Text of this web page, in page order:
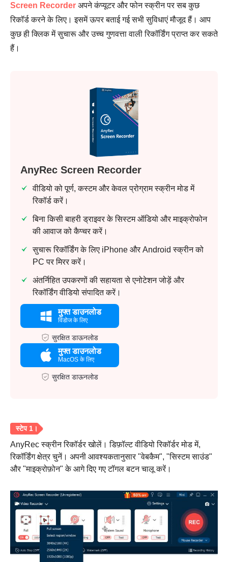
Screen Recorder अपने कंप्यूटर और फोन स्क्रीन पर सब कुछ
रिकॉर्ड करने के लिए। इसमें ऊपर बताई गई सभी सुविधाएं मौजूद हैं। आप
कुछ ही क्लिक में सुचारू और उच्च गुणवत्ता वाली रिकॉर्डिंग प्राप्त कर सकते
हैं।
AnyRec Screen Recorder
वीडियो को पूर्ण, कस्टम और केवल प्रोग्राम स्क्रीन मोड में
रिकॉर्ड करें।
बिना किसी बाहरी ड्राइवर के सिस्टम ऑडियो और माइक्रोफोन
की आवाज को कैप्चर करें।
सुचारू रिकॉर्डिंग के लिए iPhone और Android स्क्रीन को
PC पर मिरर करें।
अंतर्निहित उपकरणों की सहायता से एनोटेशन जोड़ें और
रिकॉर्डिंग वीडियो संपादित करें।
मुफ्त डाउनलोड
विंडोज के लिए
सुरक्षित डाऊनलोड
मुफ्त डाउनलोड
MacOS के लिए
सुरक्षित डाऊनलोड
AnyRec स्क्रीन रिकॉर्डर खोलें। डिफ़ॉल्ट वीडियो रिकॉर्डर मोड में,
रिकॉर्डिंग क्षेत्र चुनें। अपनी आवश्यकतानुसार "वेबकैम", "सिस्टम साउंड"
और "माइक्रोफ़ोन" के आगे दिए गए टॉगल बटन चालू करें।